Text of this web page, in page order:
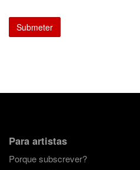
Para artistas
Porque subscrever?